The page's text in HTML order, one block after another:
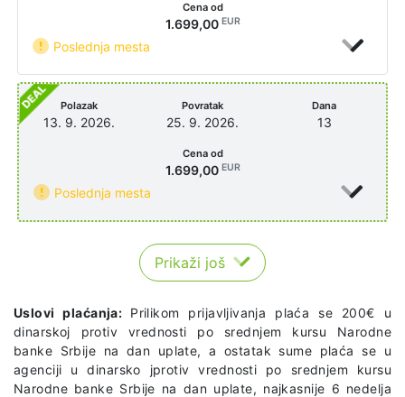
Poslednja mesta
Cena od
1.699,00 EUR
Polazak
13. 9. 2026.
Povratak
25. 9. 2026.
Dana
13
Poslednja mesta
Cena od
1.699,00 EUR
Prikaži još
Uslovi plaćanja: Prilikom prijavljivanja plaća se 200€ u
dinarskoj protiv vrednosti po srednjem kursu Narodne
banke Srbije na dan uplate, a ostatak sume plaća se u
agenciji u dinarsko jprotiv vrednosti po srednjem kursu
Narodne banke Srbije na dan uplate, najkasnije 6 nedelja